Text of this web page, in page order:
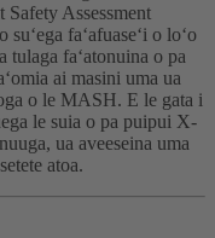
Assessment
faʻafuaseʻi o loʻo
tulaga faʻatonuina o pa
ai masini uma ua
o le MASH. E le gata i
le suia o pa puipui X-
ua aveeseina uma
atoa.